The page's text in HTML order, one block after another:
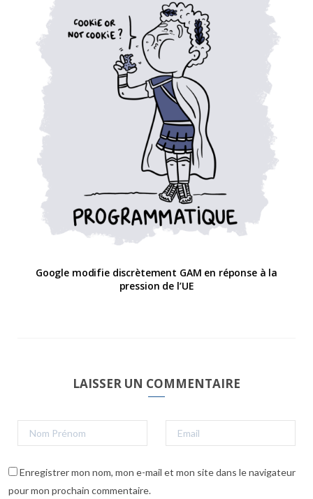
Google modifie discrètement GAM en réponse à la
pression de l’UE
LAISSER UN COMMENTAIRE
Enregistrer mon nom, mon e-mail et mon site dans le navigateur
pour mon prochain commentaire.